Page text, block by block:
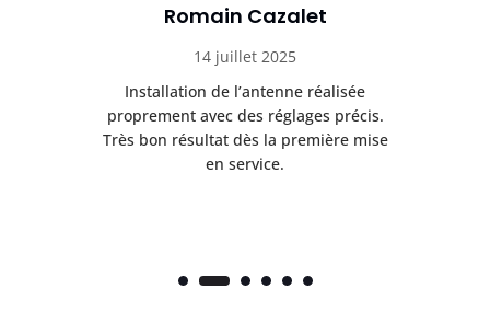
Romain Cazalet
14 juillet 2025
Installation de l’antenne réalisée
proprement avec des réglages précis.
Très bon résultat dès la première mise
en service.